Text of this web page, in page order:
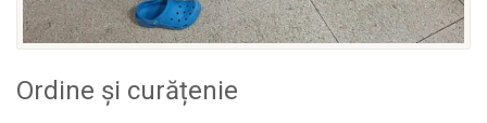
Ordine și curățenie